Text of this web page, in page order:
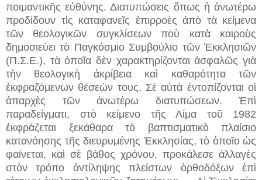
ποιμαντικῆς εὐθύνης. Διατυπώσεις ὅπως ἡ ἀνωτέρω
προδίδουν τὶς καταφανεῖς ἐπιρροὲς ἀπὸ τὰ κείμενα
τῶν θεολογικῶν συγκλίσεων ποὺ κατὰ καιροὺς
δημοσιεύει τὸ Παγκόσμιο Συμβούλιο τῶν Ἐκκλησιῶν
(Π.Σ.Ε.), τὰ ὁποῖα δὲν χαρακτηρίζονται ἀσφαλῶς γιὰ
τὴν θεολογικὴ ἀκρίβεια καὶ καθαρότητα τῶν
ἐκφραζόμενων θέσεών τους. Σὲ αὐτὰ ἐντοπίζονται οἱ
ἀπαρχὲς τῶν ἀνωτέρω διατυπώσεων. Ἐπὶ
παραδείγματι, στὸ κείμενο τῆς Λίμα τοῦ 1982
ἐκφράζεται ξεκάθαρα τὸ βαπτισματικὸ πλαίσιο
κατανόησης τῆς διευρυμένης Ἐκκλησίας, τὸ ὁποῖο ὡς
φαίνεται, καὶ σὲ βάθος χρόνου, προκάλεσε ἀλλαγὲς
στὸν τρόπο ἀντίληψης πλείστων ὀρθοδόξων ἐπὶ